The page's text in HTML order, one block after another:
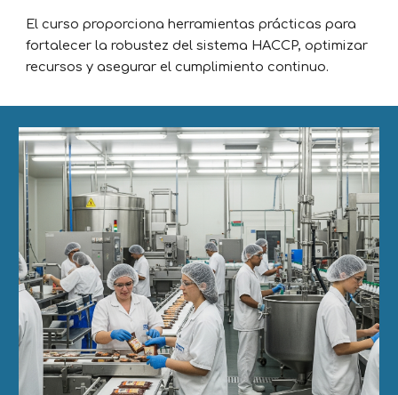
El curso proporciona herramientas prácticas para
fortalecer la robustez del sistema HACCP, optimizar
recursos y asegurar el cumplimiento continuo.